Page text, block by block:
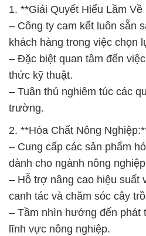
1. **Giải Quyết Hiểu Lầm Về
– Công ty cam kết luôn sẵn
khách hàng trong việc chọn
– Đặc biệt quan tâm đến
thức kỹ thuật.
– Tuân thủ nghiêm túc các
trường.
2. **Hóa Chất Nông
– Cung cấp các sản phẩm
dành cho ngành nông
– Hỗ trợ nâng cao hiệu suất
canh tác và chăm sóc cây
– Tầm nhìn hướng đến phát
lĩnh vực nông nghiệp.